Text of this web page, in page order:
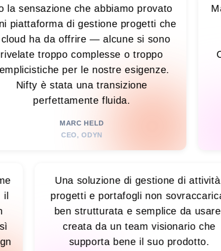
che abbiamo provato
di gestione progetti che
da offrire — alcune si sono
troppo complesse o troppo
per le nostre esigenze.
è stata una transizione
perfettamente fluida.
MARC HELD
CEO, ODYN
Man
come
il
Non
Così
design
Una soluzione di gestione di
progetti e portafogli non
ben strutturata e semplice
creata da un team
supporta bene il suo